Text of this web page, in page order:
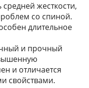
жесткости,
со спиной.
длительное
и прочный
и отличается
свойствами.